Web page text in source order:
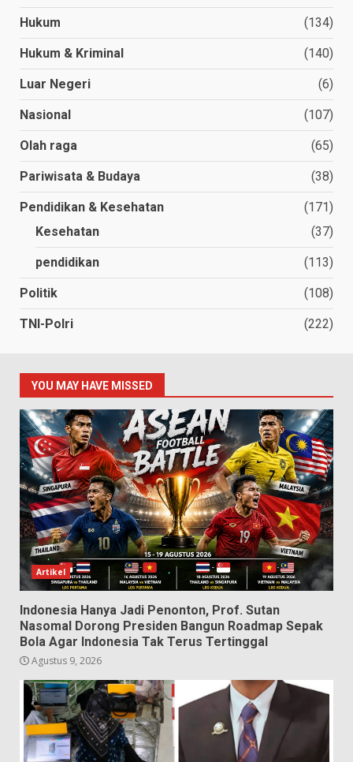
Hukum (134)
Hukum & Kriminal (140)
Luar Negeri (6)
Nasional (107)
Olah raga (65)
Pariwisata & Budaya (38)
Pendidikan & Kesehatan
(171)
Kesehatan
(37)
pendidikan (113)
Politik (108)
TNI-Polri (222)
YOU MAY HAVE MISSED
Artikel
Indonesia Hanya Jadi Penonton, Prof. Sutan
Nasomal Dorong Presiden Bangun Roadmap Sepak
Bola Agar Indonesia Tak Terus Tertinggal
Agustus 9, 2026